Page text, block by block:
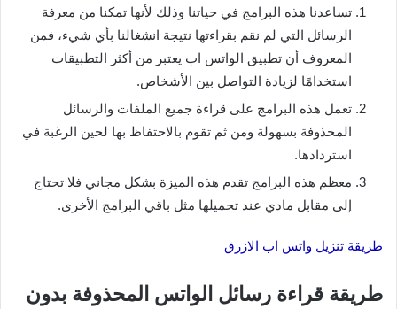
تساعدنا هذه البرامج في حياتنا وذلك لأنها تمكنا من معرفة
الرسائل التي لم نقم بقراءتها نتيجة انشغالنا بأي شيء، فمن
المعروف أن تطبيق الواتس اب يعتبر من أكثر التطبيقات
استخدامًا لزيادة التواصل بين الأشخاص.
تعمل هذه البرامج على قراءة جميع الملفات والرسائل
المحذوفة بسهولة ومن ثم تقوم بالاحتفاظ بها لحين الرغبة في
استردادها.
معظم هذه البرامج تقدم هذه الميزة بشكل مجاني فلا تحتاج
إلى مقابل مادي عند تحميلها مثل باقي البرامج الأخرى.
طريقة تنزيل واتس اب الازرق
طريقة قراءة رسائل الواتس المحذوفة بدون